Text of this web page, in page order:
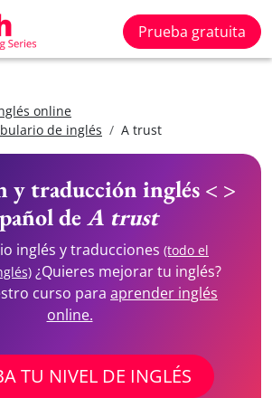
Prueba gratuita
online
de inglés
A trust
y traducción inglés < >
deA trust
inglés y traducciones (todo el
¿Quieres mejorar tu inglés?
curso para aprender inglés
online.
TU NIVEL DE INGLÉS